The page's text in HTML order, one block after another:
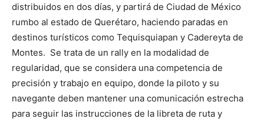
distribuidos en dos días, y partirá de Ciudad de México
rumbo al estado de Querétaro, haciendo paradas en
destinos turísticos como Tequisquiapan y Cadereyta de
Montes. Se trata de un rally en la modalidad de
regularidad, que se considera una competencia de
precisión y trabajo en equipo, donde la piloto y su
navegante deben mantener una comunicación estrecha
para seguir las instrucciones de la libreta de ruta y